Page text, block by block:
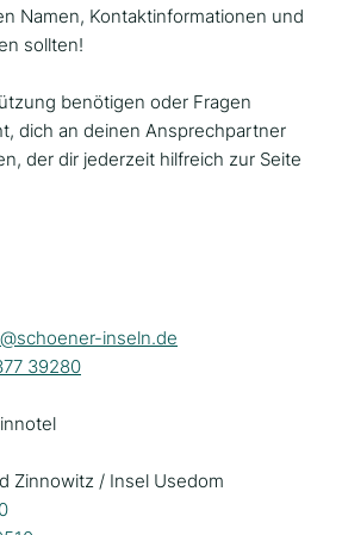
Namen, Kontaktinformationen und
sollten!
benötigen oder Fragen
dich an deinen Ansprechpartner
der dir jederzeit hilfreich zur Seite
inseln.de
39280
Zinnowitz / Insel Usedom